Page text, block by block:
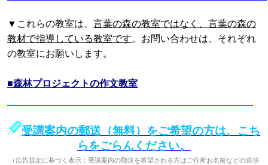
▼これらの教室は、 言葉の森の教室ではなく、言葉の森の
教材で指導している教室です。お問い合わせは、それぞれ
の教室にお願いします。
■森林プロジェクトの作文教室
受講案内の郵送（無料）をご希望の方は、こち
らをごらんください。
（広告規定に基づく表示：受講案内の郵送を希望される方はご住所お名前などの送信